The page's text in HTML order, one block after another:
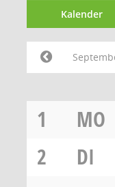
Kalender
1
MO
2
DI